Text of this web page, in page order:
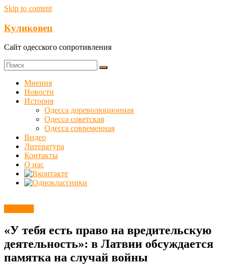
Skip to content
Куликовец
Сайт одесского сопротивления
Мнения
Новости
История
Одесса дореволюционная
Одесса советская
Одесса современная
Видео
Литература
Контакты
О нас
«У тебя есть право на вредительскую
деятельность»: в Латвии обсуждается
памятка на случай войны